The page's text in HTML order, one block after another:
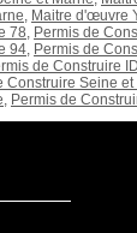
, Maitre d'œuvre
78, Permis de
94, Permis de
de Construire
Construire Seine et
, Permis de